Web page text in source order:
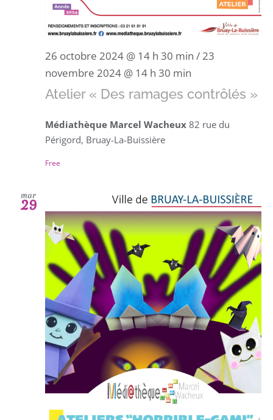
26 octobre 2024 @ 14 h 30 min /23
novembre 2024 @ 14 h 30 min
Atelier « Des ramages contrôlés »
Médiathèque Marcel Wacheux 82 rue du
Périgord, Bruay-La-Buissière
Free
mar
29